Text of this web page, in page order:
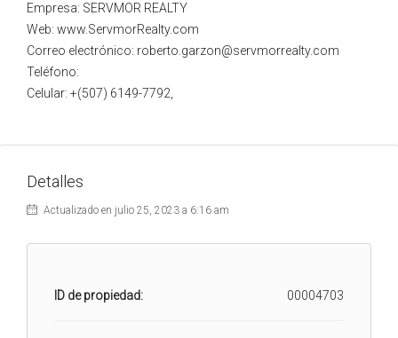
Empresa: SERVMOR REALTY
Web: www.ServmorRealty.com
Correo electrónico: roberto.garzon@servmorrealty.com
Teléfono:
Celular: +(507) 6149-7792,
Detalles
Actualizado en julio 25, 2023 a 6:16 am
ID de propiedad: 00004703